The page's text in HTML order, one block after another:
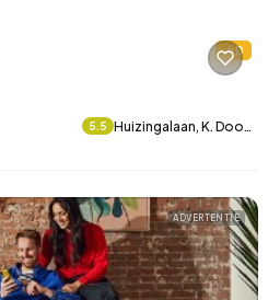
D
5.5 Huizingalaan, K. Doo…
ADVERTENTIE